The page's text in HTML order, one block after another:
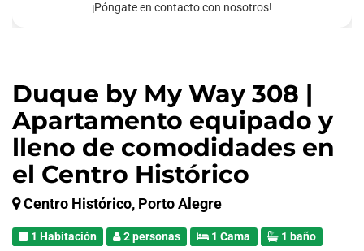
Duque by My Way 308 |
Apartamento equipado y
lleno de comodidades en
el Centro Histórico
Centro Histórico, Porto Alegre
1 Habitación 2 personas 1 Cama 1 baño
¡Póngate en contacto con nosotros!